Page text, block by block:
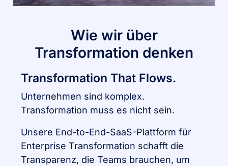
Wie wir über
Transformation denken
Transformation That Flows.
Unternehmen sind komplex.
Transformation muss es nicht sein.
Unsere End-to-End-SaaS-Plattform für
Enterprise Transformation schafft die
Transparenz, die Teams brauchen, um